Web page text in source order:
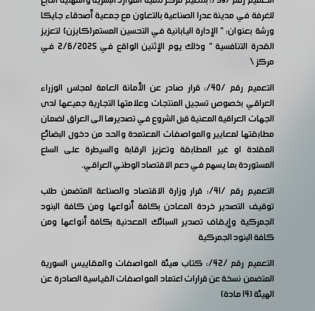
للغرفة في مدينة عدرا الصناعية بالتعاون مع جمعية أصدقاء جايكا
ورشة بعنوان: " الإدارة اليابانية في التحسين المستمر(كايزن) لتعزيز
القدرة التنافسية " وذلك يوم الإثنين الواقع في 2/6/2025 في
مركز\
التعميم رقم /40/: قرار صادر عن الأمانة العامة لمجلس الوزراء
العراقي بخصوص تسجيل المنتجات وعلامتها التجارية جميعها لدى
الجهات العراقية المعنية قبل الشروع في تصديرها الى العراق لضمان
مطابقتها لمعايير والمواصفات المعتمدة والحد من دخول البضائع
المقلدة او غير المطابقة وتعزيز الرقابة والسيطرة على السلع
المستوردة بما يسهم في دعم الاقتصاد الوطني العراقي.
التعميم رقم /41/: قرار وزارة الاقتصاد والصناعة المتضمن طلب
توقيف التصدير خردة المعادن بكافة أنواعها ومن كافة البنود
الجمركية وإيقاف تصدير السبائك المعدنية بكافة أنواعها ومن
كافة البنود الجمركية
التعميم رقم /42/: كتاب هيئة المواصفات والمقاييس السورية
المتضمن نسخة عن قرارات اعتماد المواصفات القياسية الصادرة عن
الهيئة (14 مادة)